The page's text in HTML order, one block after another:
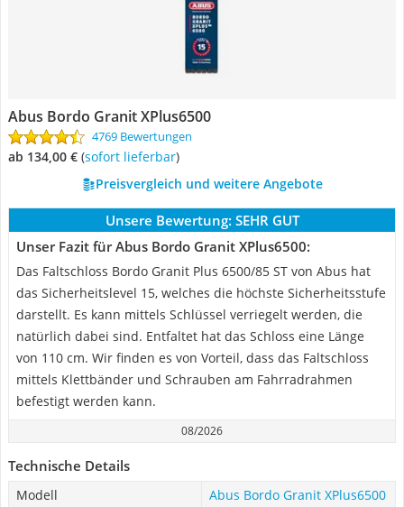
Abus Bordo Granit XPlus6500
4769 Bewertungen
ab 134,00 € ( Sofort lieferbar)
Preisvergleich und weitere Angebote
Unsere Bewertung: SEHR GUT
Unser Fazit für Abus Bordo Granit XPlus6500:
Das Faltschloss Bordo Granit Plus 6500/85 ST von Abus hat
das Sicherheitslevel 15, welches die höchste Sicherheitsstufe
darstellt. Es kann mittels Schlüssel verriegelt werden, die
natürlich dabei sind. Entfaltet hat das Schloss eine Länge
von 110 cm. Wir finden es von Vorteil, dass das Faltschloss
mittels Klettbänder und Schrauben am Fahrradrahmen
befestigt werden kann.
08/2026
Technische Details
Modell Abus Bordo Granit XPlus6500